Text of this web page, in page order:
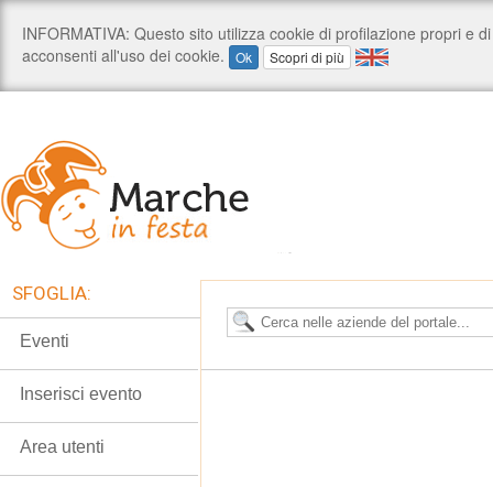
SFOGLIA:
Eventi
Inserisci evento
Area utenti